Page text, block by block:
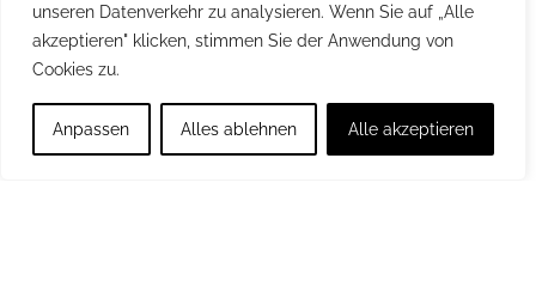
unseren Datenverkehr zu analysieren. Wenn Sie auf „Alle
akzeptieren" klicken, stimmen Sie der Anwendung von
Cookies zu.
Anpassen Alles ablehnen Alle akzeptieren